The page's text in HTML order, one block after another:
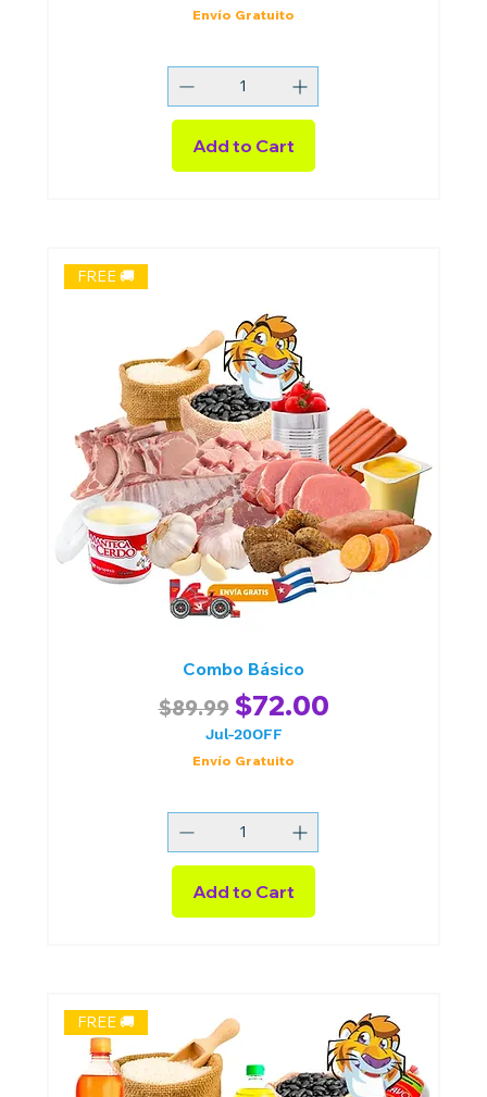
Envío Gratuito
Add to Cart
FREE 🚚
Combo Básico
Regular Price
$89.99 Sale Price
$72.00
Jul-20OFF
Envío Gratuito
Add to Cart
FREE 🚚